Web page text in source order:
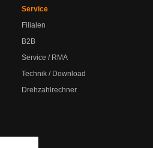
Service
Filialen
B2B
Service / RMA
Technik / Download
Drehzahlrechner